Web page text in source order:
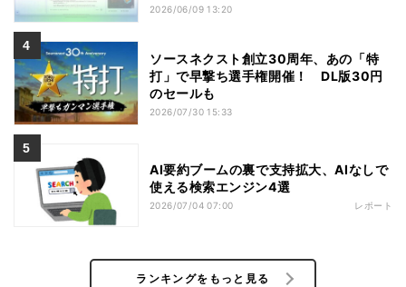
2026/06/09 13:20
ソースネクスト創立30周年、あの「特
打」で早撃ち選手権開催！ DL版30円
のセールも
2026/07/30 15:33
AI要約ブームの裏で支持拡大、AIなしで
使える検索エンジン4選
2026/07/04 07:00 レポート
ランキングをもっと見る